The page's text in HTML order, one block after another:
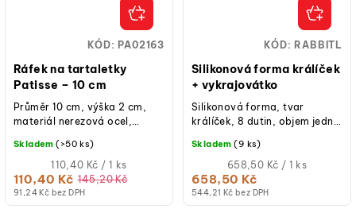
Ráfek na tartaletky
Patisse – 10 cm
91,24 Kč bez DPH
110,40 Kč 145,20 Kč
Měrná
cena:
(jednotková
110,40 Kč / 1 ks
Skladem (>50 ks)
Průměr 10 cm, výška 2 cm,
materiál nerezová ocel,
pečení, vhodné do myčky,
pro sladké i...
KÓD: PA02163
Silikonová forma králíček
+ vykrajovátko
544,21 Kč bez DPH
658,50 Kč
Měrná
cena:
(jednotková
658,50 Kč / 1 ks
Skladem (9 ks)
Silikonová forma, tvar
králíček, 8 dutin, objem jedné
dutiny 76 × 50 × 29 mm,...
KÓD: RABBITL